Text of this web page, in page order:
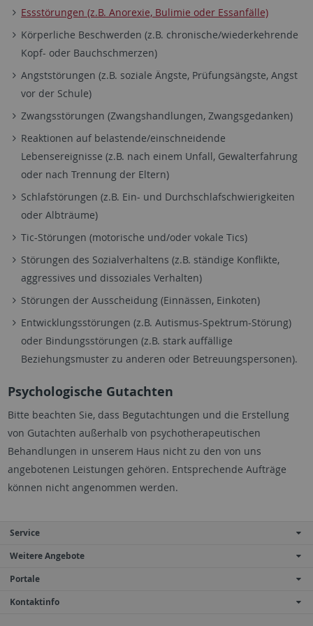
Essstörungen (z.B. Anorexie, Bulimie oder Essanfälle)
Körperliche Beschwerden (z.B. chronische/wiederkehrende
Kopf- oder Bauchschmerzen)
Angststörungen (z.B. soziale Ängste, Prüfungsängste, Angst
vor der Schule)
Zwangsstörungen (Zwangshandlungen, Zwangsgedanken)
Reaktionen auf belastende/einschneidende
Lebensereignisse (z.B. nach einem Unfall, Gewalterfahrung
oder nach Trennung der Eltern)
Schlafstörungen (z.B. Ein- und Durchschlafschwierigkeiten
oder Albträume)
Tic-Störungen (motorische und/oder vokale Tics)
Störungen des Sozialverhaltens (z.B. ständige Konflikte,
aggressives und dissoziales Verhalten)
Störungen der Ausscheidung (Einnässen, Einkoten)
Entwicklungsstörungen (z.B. Autismus-Spektrum-Störung)
oder Bindungsstörungen (z.B. stark auffällige
Beziehungsmuster zu anderen oder Betreuungspersonen).
Psychologische Gutachten
Bitte beachten Sie, dass Begutachtungen und die Erstellung
von Gutachten außerhalb von psychotherapeutischen
Behandlungen in unserem Haus nicht zu den von uns
angebotenen Leistungen gehören. Entsprechende Aufträge
können nicht angenommen werden.
Service
Weitere Angebote
Portale
Kontaktinfo